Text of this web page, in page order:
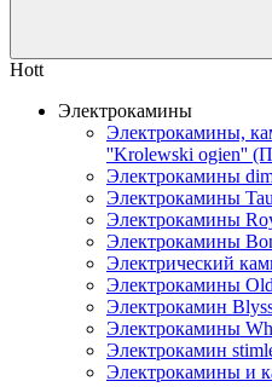
Hott
Электрокамины
Электрокамины,
''Krolewski ogien''
Электрокамины
Электрокамины
Электрокамины
Электрокамины
Электрический
Электрокамины
Электрокамин
Электрокамины
Электрокамин
Электрокамины и